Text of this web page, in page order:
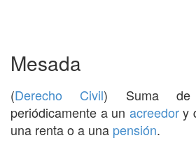
Mesada
(Derecho Civil) Suma de
periódicamente a un acreedory
una renta o a una pensión.